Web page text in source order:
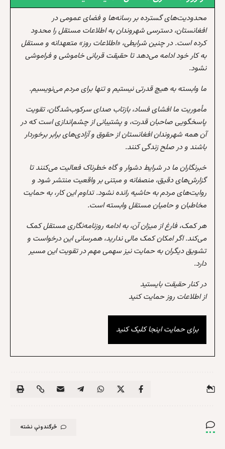
محدودیت‌های گسترده بر رسانه‌ها و فضای عمومی در
افغانستان، دسترسی شهروندان به اطلاعات مستقل را محدود
کرده است. در چنین شرایطی، «اطلاعات روز» متعهدانه و مستقل
به کار خود ادامه می‌دهد تا حقیقت قربانی خاموشی و فراموشی
نشود.
ما وابسته به هیچ قدرتی نیستیم و تنها برای مردم می‌نویسیم.
مأموریت ما افشای فساد، بازتاب صدای سرکوب‌شدگان، تقویت
پاسخگویی صاحبان قدرت، و پشتیبانی از چشم‌اندازی است که در
آن همه شهروندان افغانستان از حقوق و آزادی‌های برابر برخوردار
باشند و در صلح زندگی کنند.
خبرنگاران ما در شرایط دشوار و گاه خطرناک فعالیت می‌کنند تا
گزارش‌های دقیق، منصفانه و مبتنی بر واقعیت منتشر شود و
روایت‌های مردم به حاشیه رانده نشود. تداوم این کار، به حمایت
مخاطبان و حامیان مستقل وابسته است.
هر کمک، فارغ از میزان آن، به ادامه روزنامه‌نگاری مستقل کمک
می‌کند. اگر امکان کمک مالی ندارید، همرسانی این درخواست و
تشویق دیگران به حمایت نیز سهمی مهم در تقویت این مسیر
دارد.
در کنار حقیقت بایستید
از اطلاعات روز حمایت کنید
برای حمایت اینجا کلیک کنید
څرگندونې نشته